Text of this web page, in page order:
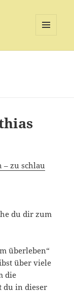
– zu schlau
du dir zum
überleben“
über viele
die
du in dieser